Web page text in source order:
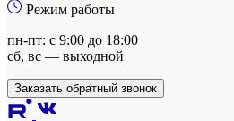
Режим работы
пн-пт: с 9:00 до 18:00
сб, вс — выходной
Заказать обратный звонок